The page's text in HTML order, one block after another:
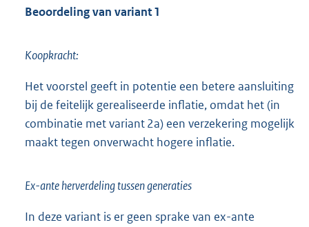
Beoordeling van variant 1
Koopkracht:
Het voorstel geeft in potentie een betere aansluiting
bij de feitelijk gerealiseerde inflatie, omdat het (in
combinatie met variant 2a) een verzekering mogelijk
maakt tegen onverwacht hogere inflatie.
Ex-ante herverdeling tussen generaties
In deze variant is er geen sprake van ex-ante